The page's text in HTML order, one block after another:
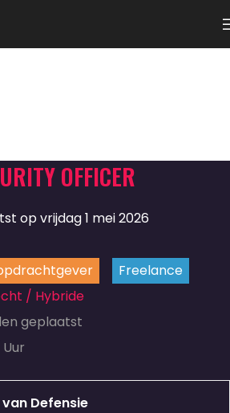
OFFICER
op vrijdag 1 mei 2026
Freelance
/ Hybride
geplaatst
Defensie